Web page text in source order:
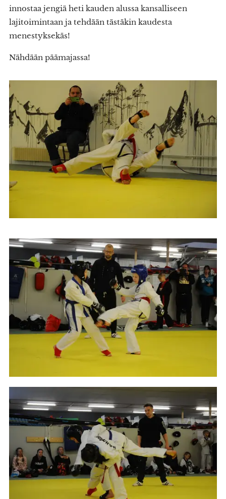
innostaa jengiä heti kauden alussa kansalliseen
lajitoimintaan ja tehdään tästäkin kaudesta
menestyksekäs!
Nähdään päämajassa!